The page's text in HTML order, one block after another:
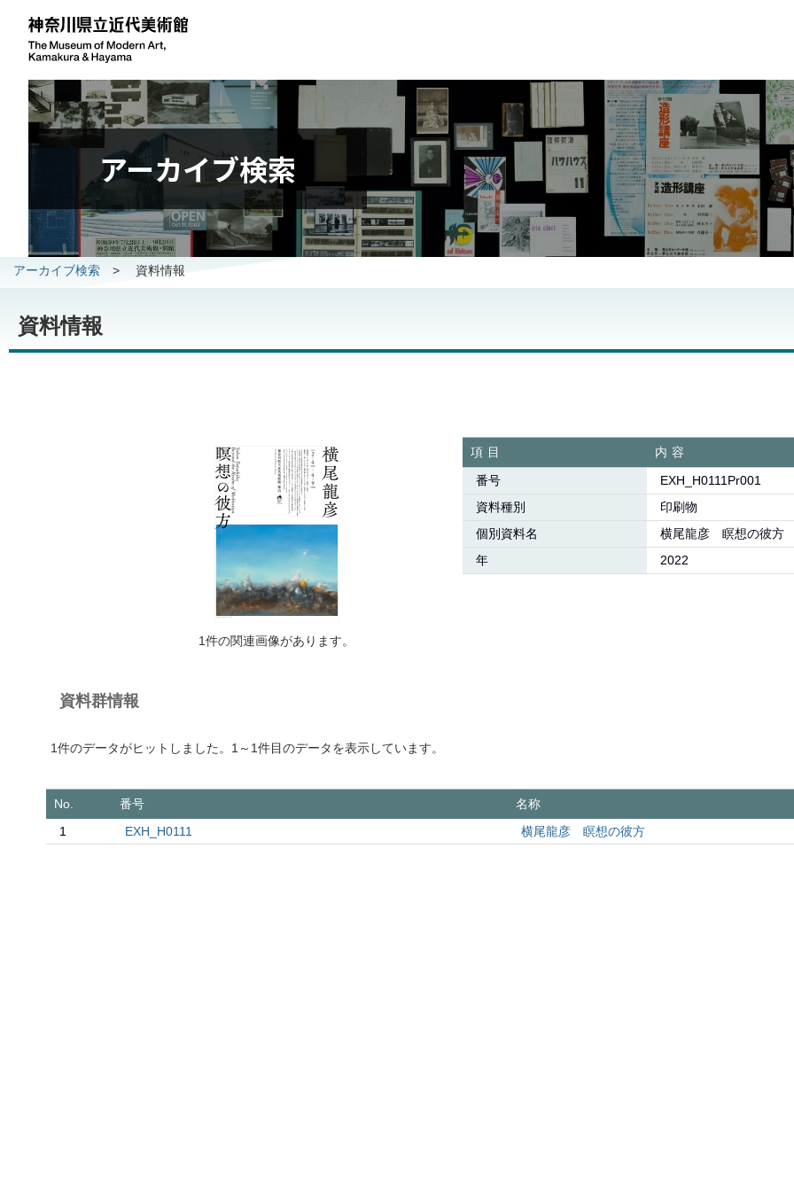
アーカイブ検索
アーカイブ検索 > 資料情報
資料情報
1件の関連画像があります。
項目
内容
番号
EXH_H0111Pr001
資料種別
印刷物
個別資料名
横尾龍彦 瞑想の彼方
年
2022
資料群情報
1件のデータがヒットしました。1～1件目のデータを表示しています。
No. 番号
名称
1
EXH_H0111 横尾龍彦 瞑想の彼方